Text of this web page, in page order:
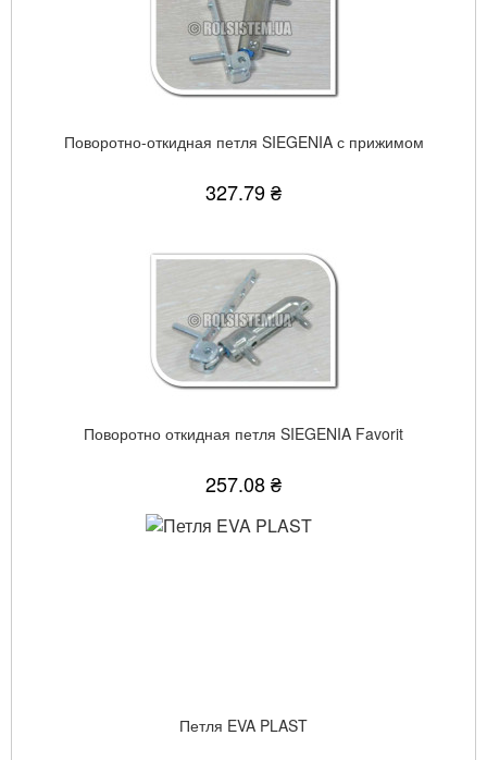
Поворотно-откидная петля SIEGENIA с прижимом
327.79 ₴
Поворотно откидная петля SIEGENIA Favorit
257.08 ₴
Петля EVA PLAST